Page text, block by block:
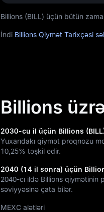
Billions (BILL) üçün bütün
İndi Billions Qiymət Tarixçəsi
Billions
2030-cu il üçün Billions
Yuxarıdakı qiymət proqnozu
10,25% təşkil edir.
2040 (14 il sonra) üçün
2040-cı ildə Billions qiymətinin
səviyyəsinə çata bilər.
MEXC alətləri